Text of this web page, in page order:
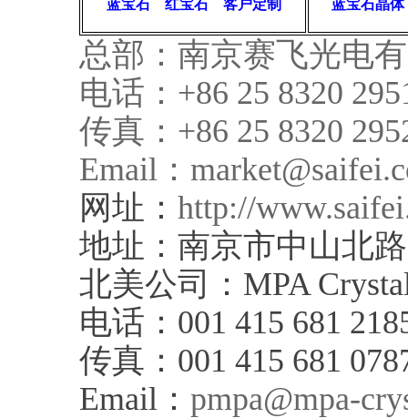
蓝宝石 红宝石 客户定制 蓝宝石晶
总部：南京赛飞光电
电话：+86 25 8320
传真：+86 25 8320
Email：
网址： http://
地址：南京市中山北
北美公司：MPA
电话：001 415 681
传真：001 415 681
Email： pmpa@mpa-